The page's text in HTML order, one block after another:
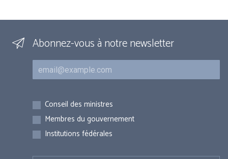
Abonnez-vous à notre newsletter
Courriel
Inscriptions
Conseil des ministres
Membres du gouvernement
Institutions fédérales